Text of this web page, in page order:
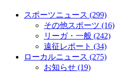
スポーツニュース (299)
その他スポーツ (16)
リーガ・一般 (242)
遠征レポート (34)
ローカルニュース (275)
お知らせ (19)